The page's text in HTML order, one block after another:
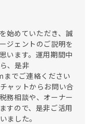
始めていただき、誠
ジェントのご説明を
います。運用期間中
、是非
でご連絡ください
ャットからお問い合
務相談や、オーナー
すので、是非ご活用
ました。